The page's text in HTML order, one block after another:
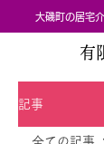
大磯町の居宅
有
記事
全ての記事